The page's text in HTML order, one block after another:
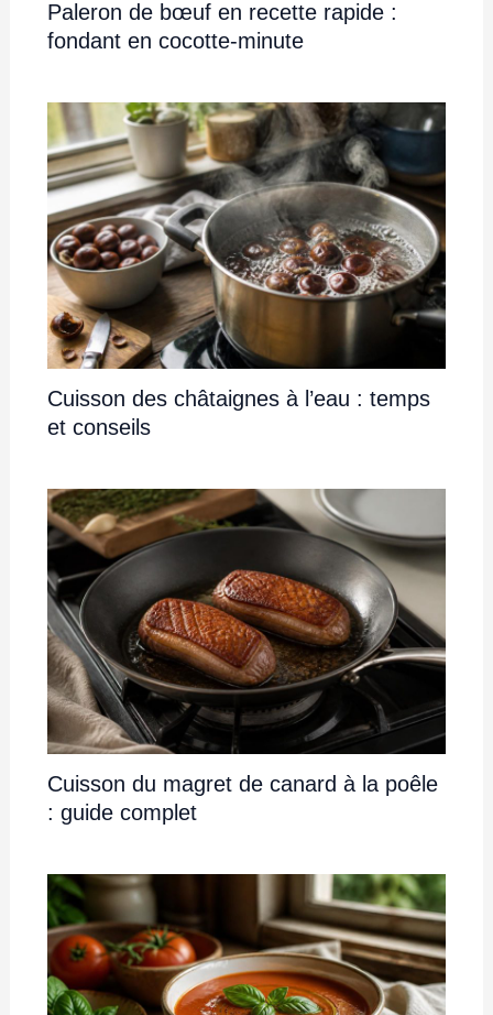
Paleron de bœuf en recette rapide :
fondant en cocotte-minute
Cuisson des châtaignes à l’eau : temps
et conseils
Cuisson du magret de canard à la poêle
: guide complet